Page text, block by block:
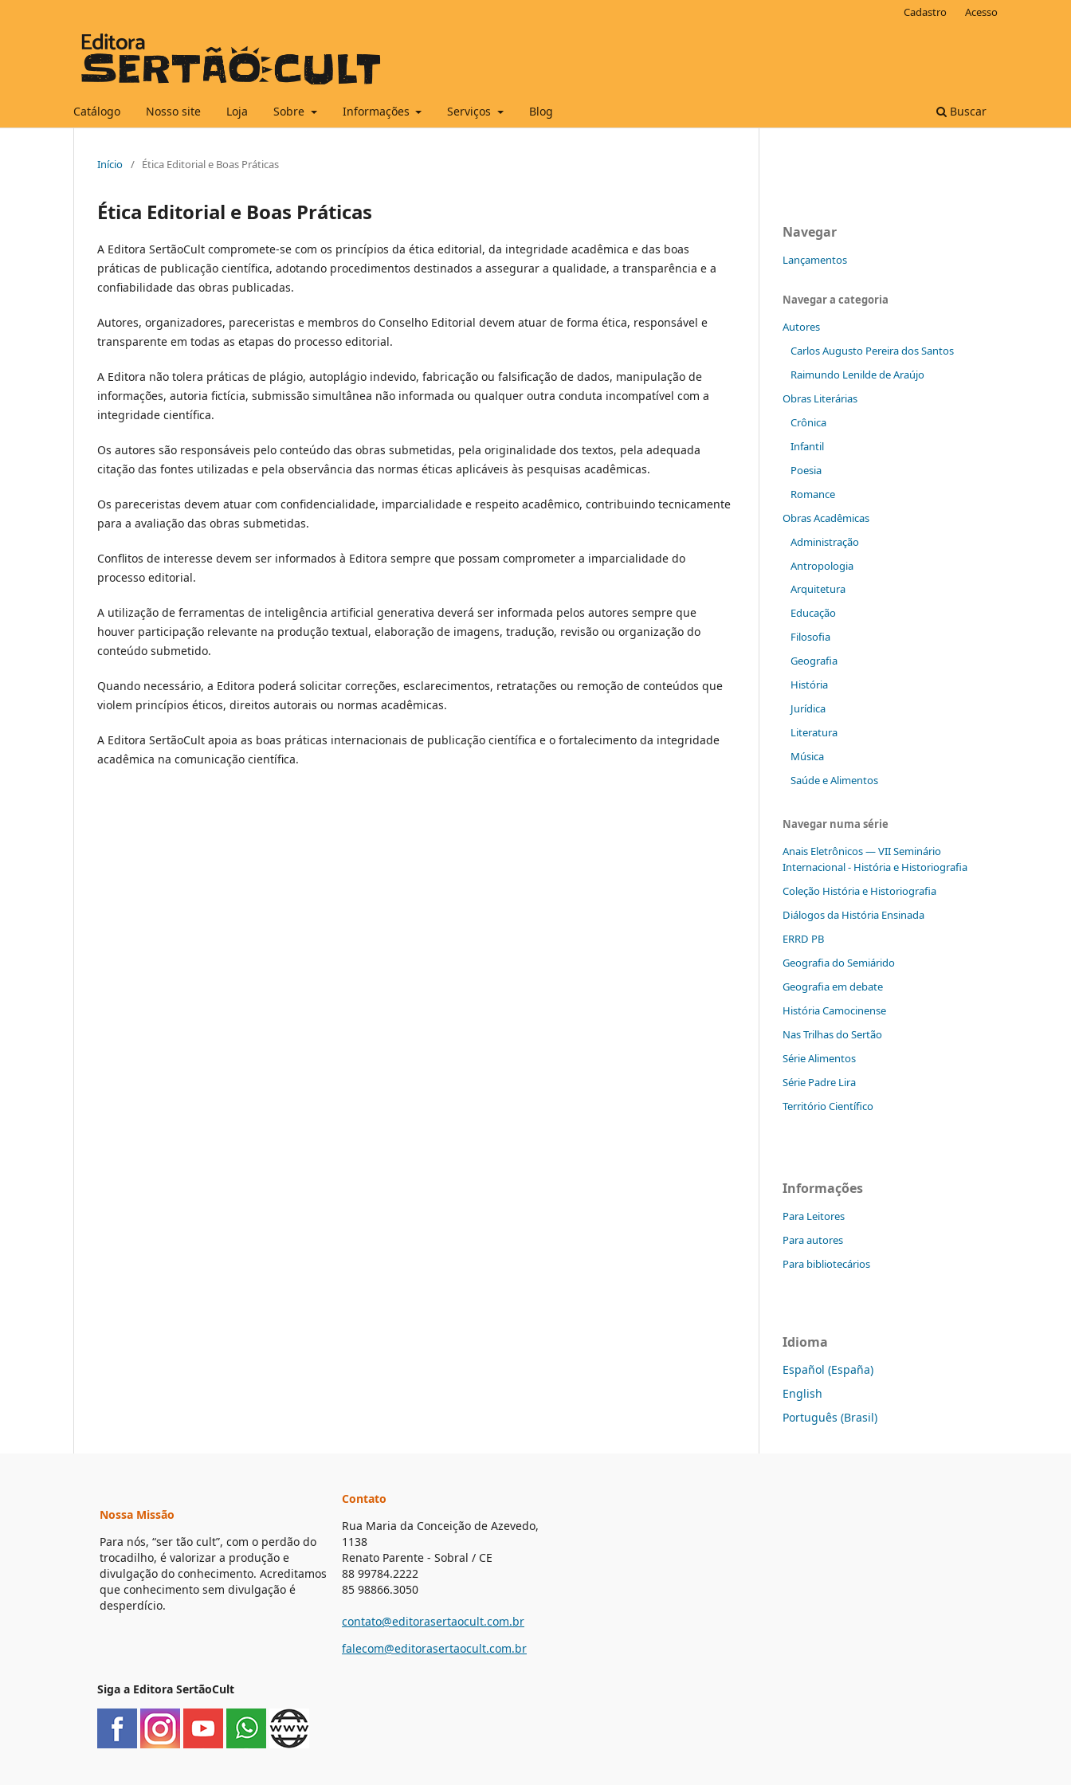
Catálogo Nosso site Loja Sobre Informações Serviços Blog Buscar
Cadastro Acesso
Início / Ética Editorial e Boas Práticas
Ética Editorial e Boas Práticas
A Editora SertãoCult compromete-se com os princípios da ética editorial, da integridade acadêmica e das boas
práticas de publicação científica, adotando procedimentos destinados a assegurar a qualidade, a transparência e a
confiabilidade das obras publicadas.
Autores, organizadores, pareceristas e membros do Conselho Editorial devem atuar de forma ética, responsável e
transparente em todas as etapas do processo editorial.
A Editora não tolera práticas de plágio, autoplágio indevido, fabricação ou falsificação de dados, manipulação de
informações, autoria fictícia, submissão simultânea não informada ou qualquer outra conduta incompatível com a
integridade científica.
Os autores são responsáveis pelo conteúdo das obras submetidas, pela originalidade dos textos, pela adequada
citação das fontes utilizadas e pela observância das normas éticas aplicáveis às pesquisas acadêmicas.
Os pareceristas devem atuar com confidencialidade, imparcialidade e respeito acadêmico, contribuindo tecnicamente
para a avaliação das obras submetidas.
Conflitos de interesse devem ser informados à Editora sempre que possam comprometer a imparcialidade do
processo editorial.
A utilização de ferramentas de inteligência artificial generativa deverá ser informada pelos autores sempre que
houver participação relevante na produção textual, elaboração de imagens, tradução, revisão ou organização do
conteúdo submetido.
Quando necessário, a Editora poderá solicitar correções, esclarecimentos, retratações ou remoção de conteúdos que
violem princípios éticos, direitos autorais ou normas acadêmicas.
A Editora SertãoCult apoia as boas práticas internacionais de publicação científica e o fortalecimento da integridade
acadêmica na comunicação científica.
Navegar
Lançamentos
Navegar a categoria
Autores
Carlos Augusto Pereira dos Santos
Raimundo Lenilde de Araújo
Obras Literárias
Crônica
Infantil
Poesia
Romance
Obras Acadêmicas
Administração
Antropologia
Arquitetura
Educação
Filosofia
Geografia
História
Jurídica
Literatura
Música
Saúde e Alimentos
Navegar numa série
Anais Eletrônicos — VII Seminário
Internacional - História e Historiografia
Coleção História e Historiografia
Diálogos da História Ensinada
ERRD PB
Geografia do Semiárido
Geografia em debate
História Camocinense
Nas Trilhas do Sertão
Série Alimentos
Série Padre Lira
Território Científico
Informações
Para Leitores
Para autores
Para bibliotecários
Idioma
Español (España)
English
Português (Brasil)
Nossa Missão
Para nós, “ser tão cult”, com o perdão do
trocadilho, é valorizar a produção e
divulgação do conhecimento. Acreditamos
que conhecimento sem divulgação é
desperdício.
Contato
Rua Maria da Conceição de Azevedo,
1138
Renato Parente - Sobral / CE
88 99784.2222
85 98866.3050
contato@editorasertaocult.com.br
falecom@editorasertaocult.com.br
Siga a Editora SertãoCult